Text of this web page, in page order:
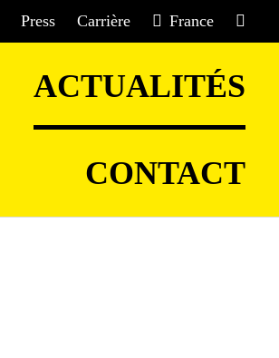
Press Carrière France
ACTUALITÉS
CONTACT